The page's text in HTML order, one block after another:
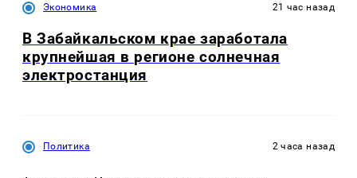
Экономика 21 час назад
В Забайкальском крае заработала
крупнейшая в регионе солнечная
электростанция
Политика 2 часа назад